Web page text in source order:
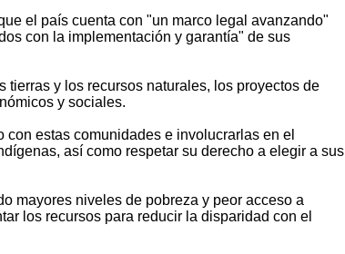
el país cuenta con "un marco legal avanzando"
con la implementación y garantía" de sus
y los recursos naturales, los proyectos de
y sociales.
estas comunidades e involucrarlas en el
así como respetar su derecho a elegir a sus
mayores niveles de pobreza y peor acceso a
los recursos para reducir la disparidad con el